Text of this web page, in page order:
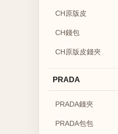
CH原版皮
CH錢包
CH原版皮錢夾
PRADA
PRADA錢夾
PRADA包包